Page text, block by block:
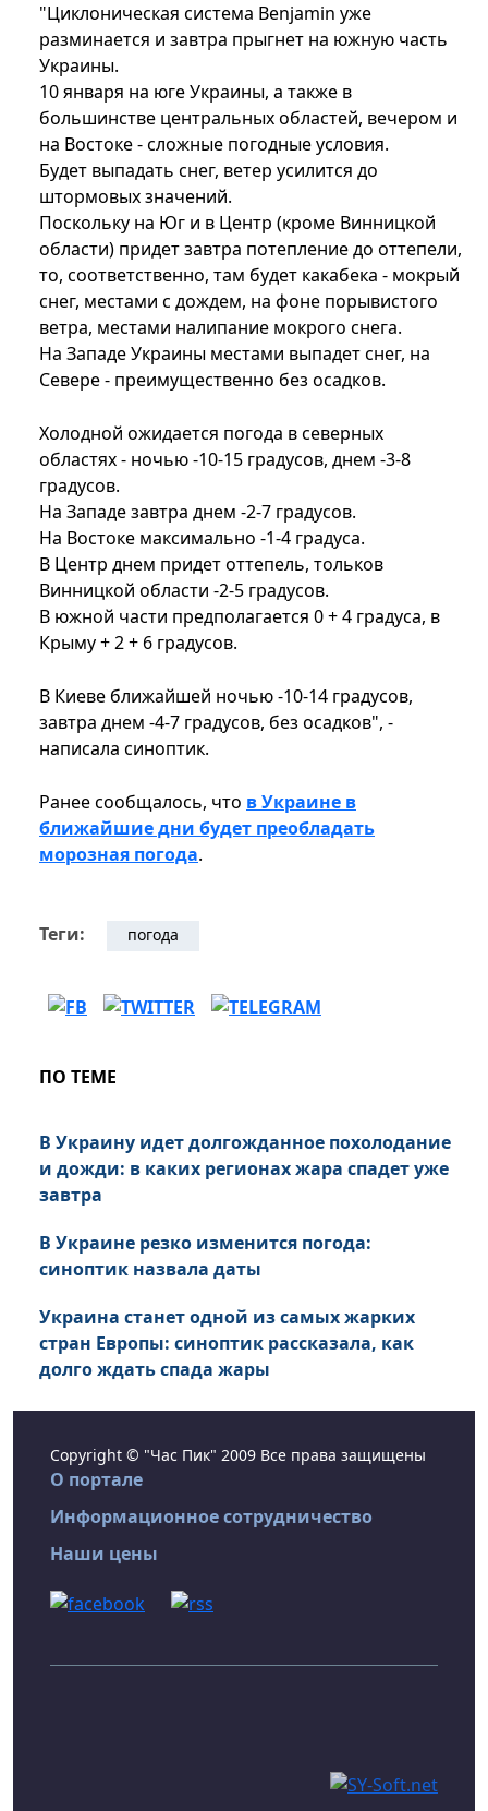
"Циклоническая система Benjamin уже
разминается и завтра прыгнет на южную часть
Украины.
10 января на юге Украины, а также в
большинстве центральных областей, вечером и
на Востоке - сложные погодные условия.
Будет выпадать снег, ветер усилится до
штормовых значений.
Поскольку на Юг и в Центр (кроме Винницкой
области) придет завтра потепление до оттепели,
то, соответственно, там будет какабека - мокрый
снег, местами с дождем, на фоне порывистого
ветра, местами налипание мокрого снега.
На Западе Украины местами выпадет снег, на
Севере - преимущественно без осадков.
Холодной ожидается погода в северных
областях - ночью -10-15 градусов, днем ​​-3-8
градусов.
На Западе завтра днем ​​-2-7 градусов.
На Востоке максимально -1-4 градуса.
В Центр днем ​​придет оттепель, тольков
Винницкой области -2-5 градусов.
В южной части предполагается 0 + 4 градуса, в
Крыму + 2 + 6 градусов.
В Киеве ближайшей ночью -10-14 градусов,
завтра днем ​​-4-7 градусов, без осадков", -
написала синоптик.
Ранее сообщалось, что в Украине в
ближайшие дни будет преобладать
морозная погода.
Теги: погода
ПО ТЕМЕ
В Украину идет долгожданное похолодание
и дожди: в каких регионах жара спадет уже
завтра
В Украине резко изменится погода:
синоптик назвала даты
Украина станет одной из самых жарких
стран Европы: синоптик рассказала, как
долго ждать спада жары
Copyright © "Час Пик" 2009 Все права защищены
О портале
Информационное сотрудничество
Наши цены